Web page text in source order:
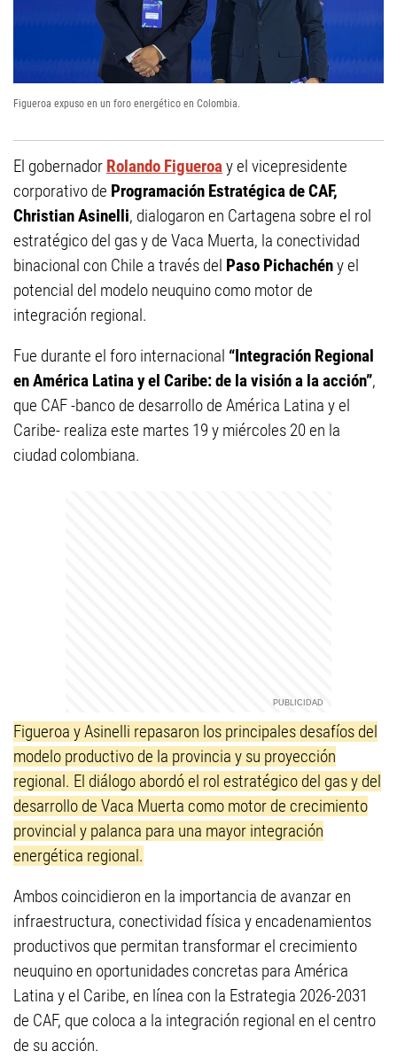
Figueroa expuso en un foro energético en Colombia.
El gobernador Rolando Figueroay el vicepresidente
corporativo de Programación Estratégica de CAF,
Christian Asinelli, dialogaron en Cartagena sobre el rol
estratégico del gas y de Vaca Muerta, la conectividad
binacional con Chile a través del Paso Pichachény el
potencial del modelo neuquino como motor de
integración regional.
Fue durante el foro internacional “Integración Regional
en América Latina y el Caribe: de la visión a la acción”,
que CAF -banco de desarrollo de América Latina y el
Caribe- realiza este martes 19 y miércoles 20 en la
ciudad colombiana.
Figueroa y Asinelli repasaron los principales desafíos del
modelo productivo de la provincia y su proyección
regional. El diálogo abordó el rol estratégico del gas y del
desarrollo de Vaca Muerta como motor de crecimiento
provincial y palanca para una mayor integración
energética regional.
Ambos coincidieron en la importancia de avanzar en
infraestructura, conectividad física y encadenamientos
productivos que permitan transformar el crecimiento
neuquino en oportunidades concretas para América
Latina y el Caribe, en línea con la Estrategia 2026-2031
de CAF, que coloca a la integración regional en el centro
de su acción.